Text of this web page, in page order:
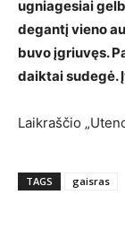
ugniagesiai
degantį vieno
buvo įgriuvęs.
daiktai sudegė.
Laikraščio
TAGS gaisras